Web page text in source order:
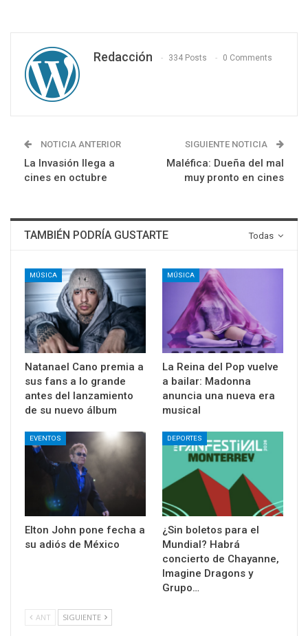
Redacción 334 Posts 0 Comments
NOTICIA ANTERIOR
La Invasión llega a
cines en octubre
SIGUIENTE NOTICIA
Maléfica: Dueña del mal
muy pronto en cines
Todas
TAMBIÉN PODRÍA GUSTARTE
MÚSICA
Natanael Cano premia a
sus fans a lo grande
antes del lanzamiento
de su nuevo álbum
MÚSICA
La Reina del Pop vuelve
a bailar: Madonna
anuncia una nueva era
musical
EVENTOS
Elton John pone fecha a
su adiós de México
DEPORTES
¿Sin boletos para el
Mundial? Habrá
concierto de Chayanne,
Imagine Dragons y
Grupo…
ANT SIGUIENTE